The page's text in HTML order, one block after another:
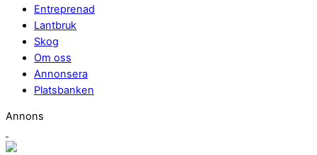
Entreprenad
Lantbruk
Skog
Om oss
Annonsera
Platsbanken
Annons